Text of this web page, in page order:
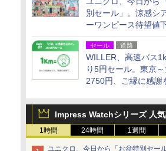
別セール」。涼感シ
ーワンピース待望値
水ギアショーツは
セール 道路
WILLER、高速バス
り5円セール。東京
2750円、ご縁に感謝
Impress Watchシリーズ 人
1時間 24時間 1週間
ユニクロ、今日から「お盆特別セー